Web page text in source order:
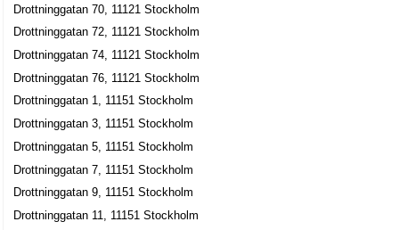
Thorsell, Helene Maria
08-6111758
Drottninggatan 102 A Lgh 1001, 11160 Stockholm
Firma Måns Zelmerlöw
Måns Petter Albert Sahlén Zelmerlöw
046-128777
Redomus
Bo Thomas Norström
Drottninggatan 102 A Lgh 1303, 11160 Stockholm
Drottninggatan 70, 11121 Stockholm
Drottninggatan 72, 11121 Stockholm
Drottninggatan 74, 11121 Stockholm
Drottninggatan 76, 11121 Stockholm
Drottninggatan 1, 11151 Stockholm
Drottninggatan 3, 11151 Stockholm
Drottninggatan 5, 11151 Stockholm
Drottninggatan 7, 11151 Stockholm
Drottninggatan 9, 11151 Stockholm
Drottninggatan 11, 11151 Stockholm